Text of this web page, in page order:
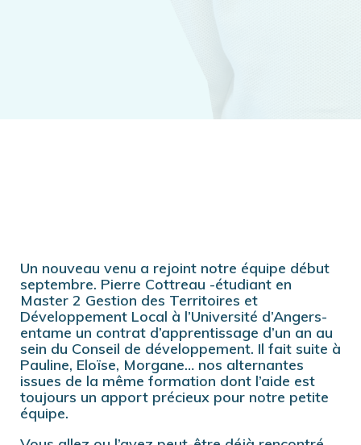
Un nouveau venu a rejoint notre équipe début
septembre. Pierre Cottreau -étudiant en
Master 2 Gestion des Territoires et
Développement Local à l’Université d’Angers-
entame un contrat d’apprentissage d’un an au
sein du Conseil de développement. Il fait suite à
Pauline, Eloïse, Morgane… nos alternantes
issues de la même formation dont l’aide est
toujours un apport précieux pour notre petite
équipe.